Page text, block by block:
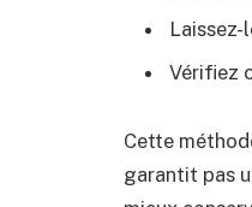
Vérifiez
Cette
garantit pas